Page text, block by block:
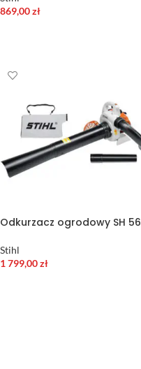
869,00zł
Odkurzacz ogrodowy SH 56
Stihl
1 799,00zł